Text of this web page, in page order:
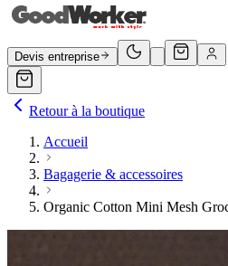
Devis entreprise
Retour à la boutique
Accueil
Bagagerie & accessoires
Organic Cotton Mini Mesh